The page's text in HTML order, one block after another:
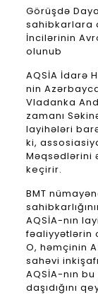
Görüşdə
sahibkarlara
İncilərinin
olunub
AQSİA İdarə
nin
Vladanka
zamanı
layihələri
ki,
Məqsədlərini
keçirir.
BMT
AQSİA-nın
fəaliyyətlərin
O, həmçinin
sahəvi
AQSİA-nın
daşıdığını